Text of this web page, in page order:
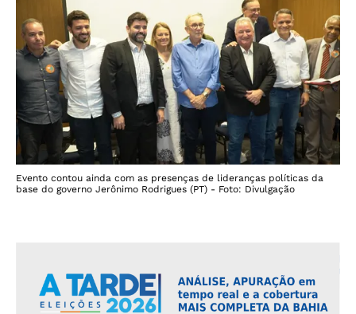
Evento contou ainda com as presenças de lideranças políticas da
base do governo Jerônimo Rodrigues (PT) - Foto: Divulgação